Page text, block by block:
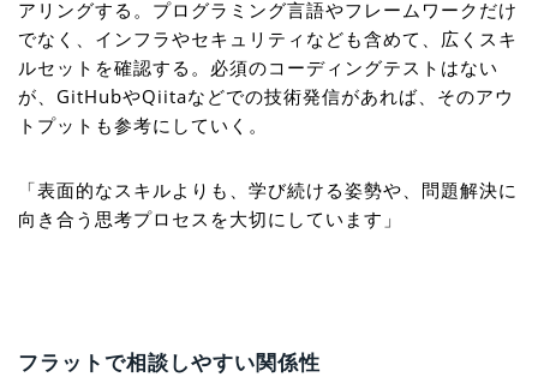
アリングする。プログラミング言語やフレームワークだけ
でなく、インフラやセキュリティなども含めて、広くスキ
ルセットを確認する。必須のコーディングテストはない
が、GitHubやQiitaなどでの技術発信があれば、そのアウ
トプットも参考にしていく。
「表面的なスキルよりも、学び続ける姿勢や、問題解決に
向き合う思考プロセスを大切にしています」
フラットで相談しやすい関係性